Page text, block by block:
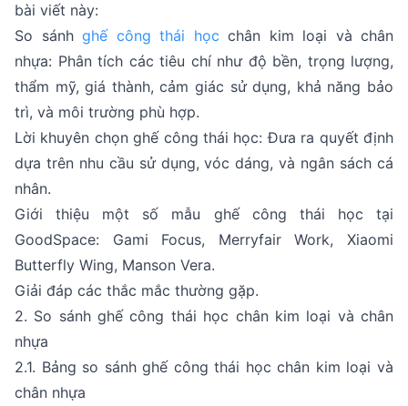
bài viết này:
So sánh ghế công thái học chân kim loại và chân
nhựa: Phân tích các tiêu chí như độ bền, trọng lượng,
thẩm mỹ, giá thành, cảm giác sử dụng, khả năng bảo
trì, và môi trường phù hợp.
Lời khuyên chọn ghế công thái học: Đưa ra quyết định
dựa trên nhu cầu sử dụng, vóc dáng, và ngân sách cá
nhân.
Giới thiệu một số mẫu ghế công thái học tại
GoodSpace: Gami Focus, Merryfair Work, Xiaomi
Butterfly Wing, Manson Vera.
Giải đáp các thắc mắc thường gặp.
2. So sánh ghế công thái học chân kim loại và chân
nhựa
2.1. Bảng so sánh ghế công thái học chân kim loại và
chân nhựa